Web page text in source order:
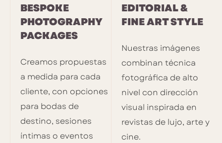
BESPOKE
PHOTOGRAPHY
PACKAGES
Creamos propuestas
a medida para cada
cliente, con opciones
para bodas de
destino, sesiones
íntimas o eventos
EDITORIAL &
FINE ART STYLE
Nuestras imágenes
combinan técnica
fotográfica de alto
nivel con dirección
visual inspirada en
revistas de lujo, arte y
cine.